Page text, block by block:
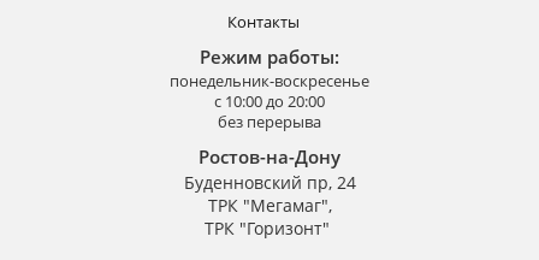
Контакты
Режим работы:
понедельник-воскресенье
с 10:00 до 20:00
без перерыва
Ростов-на-Дону
Буденновский пр, 24
ТРК "Мегамаг",
ТРК "Горизонт"